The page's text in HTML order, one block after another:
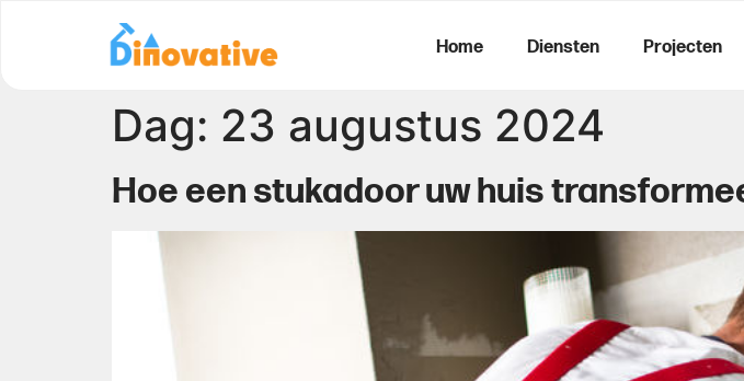
Home Diensten Projecten
Dag: 23 augustus 2024
Hoe een stukadoor uw huis